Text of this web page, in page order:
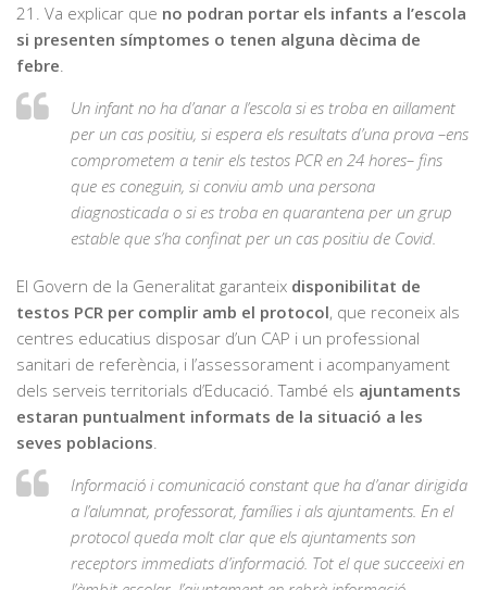
21. Va explicar que no podran portar els infants a l’escola
si presenten símptomes o tenen alguna dècima de
febre
Un infant no ha d’anar a l’escola si es troba en aillament
per un cas positiu, si espera els resultats d’una prova –ens
comprometem a tenir els testos PCR en 24 hores– fins
que es coneguin, si conviu amb una persona
diagnosticada o si es troba en quarantena per un grup
estable que s’ha confinat per un cas positiu de Covid.
El Govern de la Generalitat garanteix disponibilitat de
testos PCR per complir amb el protocol, que reconeix als
centres educatius disposar d’un CAP i un professional
sanitari de referència, i l’assessorament i acompanyament
dels serveis territorials d’Educació. També els ajuntaments
estaran puntualment informats de la situació a les
seves poblacions
Informació i comunicació constant que ha d’anar dirigida
a l’alumnat, professorat, famílies i als ajuntaments. En el
protocol queda molt clar que els ajuntaments son
receptors immediats d’informació. Tot el que succeeixi en